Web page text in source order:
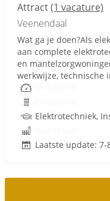
Attract(1 vacature)
Veenendaal
Wat ga je doen?Als
aan complete
en
werkwijze, technische
Elektrotechniek,
Laatste update: 7-